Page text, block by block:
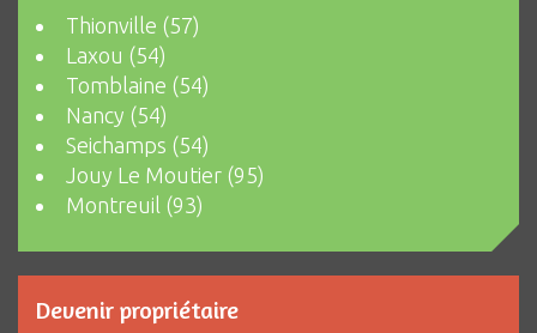
Thionville (57)
Laxou (54)
Tomblaine (54)
Nancy (54)
Seichamps (54)
Jouy Le Moutier (95)
Montreuil (93)
Devenir propriétaire